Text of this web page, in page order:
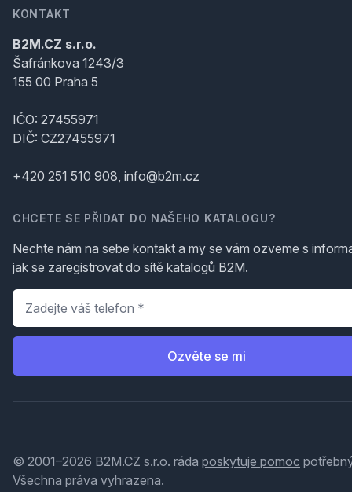
KONTAKT
B2M.CZ s.r.o.
Šafránkova 1243/3
155 00 Praha 5
IČO: 27455971
DIČ: CZ27455971
+420 251 510 908, info@b2m.cz
CHCETE SE PŘIDAT DO NAŠEHO KATALOGU?
Nechte nám na sebe kontakt a my se vám ozveme s
jak se zaregistrovat do sítě katalogů B2M.
Telefon
Ozvěte se mi
© 2001–2026 B2M.CZ s.r.o. ráda poskytuje pomoc
Všechna práva vyhrazena.